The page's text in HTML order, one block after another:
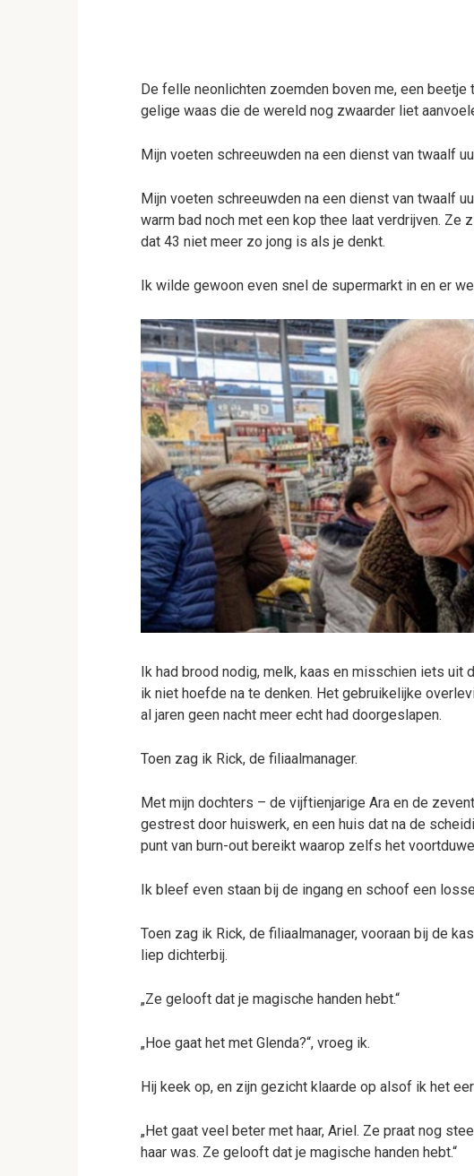
De felle neonlichten zoemden boven me, een
gelige waas die de wereld nog zwaarder liet
Mijn voeten schreeuwden na een dienst van twaalf
Mijn voeten schreeuwden na een dienst van twaalf
warm bad noch met een kop thee laat verdrijven. Ze
dat 43 niet meer zo jong is als je denkt.
Ik wilde gewoon even snel de supermarkt in en er
Ik had brood nodig, melk, kaas en misschien iets
ik niet hoefde na te denken. Het gebruikelijke
al jaren geen nacht meer echt had doorgeslapen.
Toen zag ik Rick, de filiaalmanager.
Met mijn dochters – de vijftienjarige Ara en de
gestrest door huiswerk, en een huis dat na de
punt van burn-out bereikt waarop zelfs het
Ik bleef even staan bij de ingang en schoof een
Toen zag ik Rick, de filiaalmanager, vooraan bij de
liep dichterbij.
„Ze gelooft dat je magische handen hebt.“
„Hoe gaat het met Glenda?“, vroeg ik.
Hij keek op, en zijn gezicht klaarde op alsof ik het
„Het gaat veel beter met haar, Ariel. Ze praat nog
haar was. Ze gelooft dat je magische handen hebt.“